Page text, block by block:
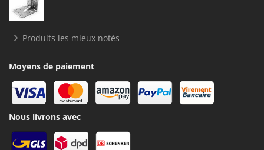
Produits les mieux notés
Moyens de paiement
Nous livrons avec